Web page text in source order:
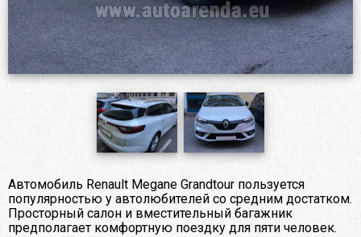
Автомобиль Renault Megane Grandtour пользуется
популярностью у автолюбителей со средним достатком.
Просторный салон и вместительный багажник
предполагает комфортную поездку для пяти человек.